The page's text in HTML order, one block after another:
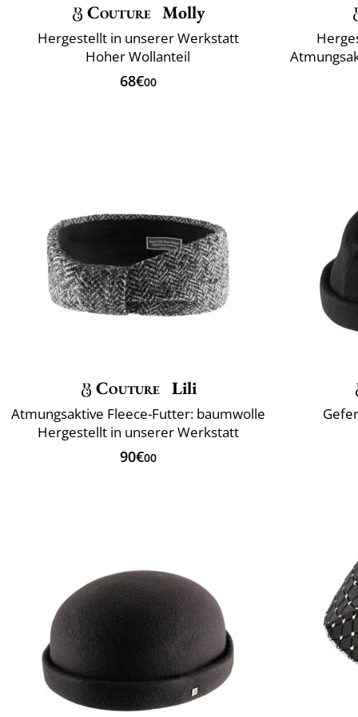
Couture Molly
Hergestellt in unserer Werkstatt
Hoher Wollanteil
68€00
Couture Lili
Atmungsaktive Fleece-Futter: baumwolle
Hergestellt in unserer Werkstatt
90€00